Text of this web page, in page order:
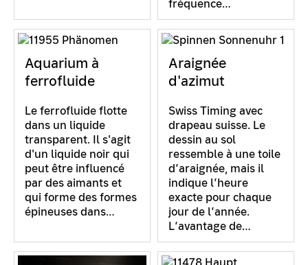
fréquence…
Aquarium à
ferrofluide
Le ferrofluide flotte
dans un liquide
transparent. Il s'agit
d'un liquide noir qui
peut être influencé
par des aimants et
qui forme des formes
épineuses dans…
Araignée
d'azimut
Swiss Timing avec
drapeau suisse. Le
dessin au sol
ressemble à une toile
d’araignée, mais il
indique l’heure
exacte pour chaque
jour de l’année.
L’avantage de…